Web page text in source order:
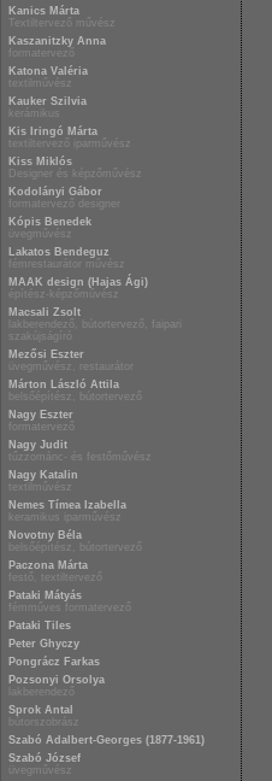
Kanics Márta
Textiltervező művész
Kaszanitzky Anna
formatervező
Katona Valéria
textilművész
Kauker Szilvia
kerámikus
Kis Iringó Márta
textiltervező iparművész
Kiss Miklós
Designer és képzőművész
Kodolányi Gábor
formatervező designer
Kópis Benedek
üvegművész
Lakatos Bendeguz
fémrestaurátor művész
MAAK design (Hajas Ági)
építész-képzőművész
Macsali Zsolt
lakberendező, bútortervező, faipari
szakújságíró
Mezősi Eszter
üvegművész, restaurátor
Márton László Attila
belsőépítész, bútortervező
Nagy Eszter
formatervező
Nagy Judit
tűzzománc- és festőművész
Nagy Katalin
textilművész
Nemes Tímea Izabella
keramikus iparművész
Novotny Béla
belsőépítész, bútortervező
Paczona Márta
festő, textiltervező
Pataki Mátyás
fémműves formatervező
Pataki Tiles
Peter Ghyczy
Pongrácz Farkas
Pozsonyi Orsolya
lakberendező
Sprok Antal
bútorszobrász
Szabó Adalbert-Georges (1877-1961)
Szabó József
üvegművész